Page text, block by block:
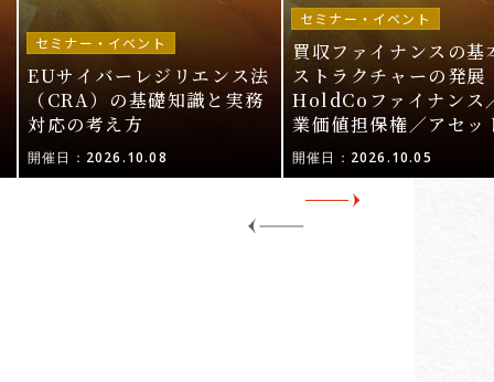
セミナー・イベント
EUサイバーレジリエンス法
（CRA）の基礎知識と実務
対応の考え方
開催日：2026.10.08
セミナー・イベント
買収ファイナンスの基
ストラクチャーの発展
HoldCoファイナンス
業価値担保権／アセッ
活用〜
開催日：2026.10.05